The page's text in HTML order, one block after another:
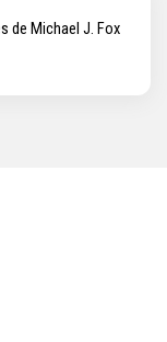
de Michael J. Fox